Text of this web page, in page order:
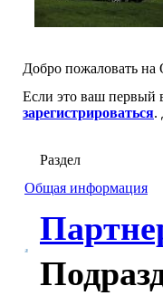
Добро пожаловать
Если это ваш первый
зарегистрироваться.
Раздел
Общая информация